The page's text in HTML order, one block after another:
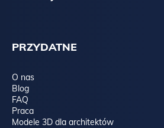
PRZYDATNE
O nas
Blog
FAQ
Praca
Modele 3D dla architektów